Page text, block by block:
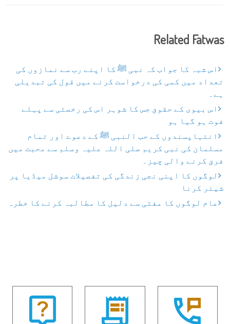
Related Fatwas
اس شبہ کا جواب کہ نبی ﷺ کا اپنے رب سے نمازوں کی
تعداد میں کمی کی درخواست کرنے میں قول کی تبدیلی
ہے۔
اس بیوی کے حقوق جس کا شوہر اس کی رخصتی سے پہلے
فوت ہو گیا ہو
انتہاپسندوں کے حب النبی ﷺ کے دعوے اور تمام
مسلمان کی نبی کریم صلی اللہ علیہ وسلم سے محبت میں
فرق کرنے والی چیز۔
لوگوں کا اپنی نجی زندگی کی تفصیلات سوشل میڈیا پر
شیئر کرنا
عام لوگوں کا مفتی سے دلیل کا مطالبہ کرنے کا خطرہ